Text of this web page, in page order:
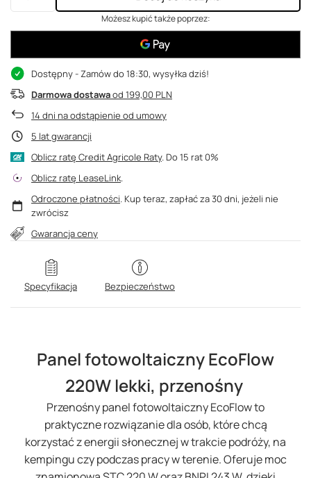
Możesz kupić także poprzez:
Dostępny - Zamów do 18:30, wysyłka dziś!
Darmowa dostawaod 199,00 PLN
14 dni na odstąpienie od umowy
5 lat gwarancji
Oblicz ratę Credit Agricole Raty.
Oblicz ratę LeaseLink.
Odroczone płatności. Kup teraz, zapłać za 30 dni, jeżeli nie
zwrócisz
Gwarancja ceny
Specyfikacja Bezpieczeństwo
Panel fotowoltaiczny EcoFlow
220W lekki, przenośny
Przenośny panel fotowoltaiczny EcoFlow to
praktyczne rozwiązanie dla osób, które chcą
korzystać z energii słonecznej w trakcie podróży, na
kempingu czy podczas pracy w terenie. Oferuje moc